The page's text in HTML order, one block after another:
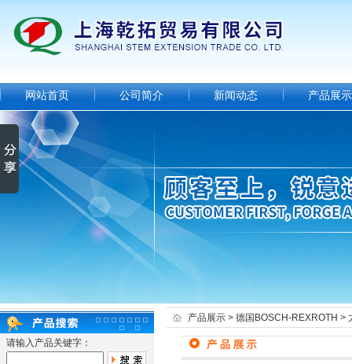
网站首页 公司简介 新闻动态 产品展示
请输入产品关键字：
产品展示 > 德国BOSCH-REXROTH >